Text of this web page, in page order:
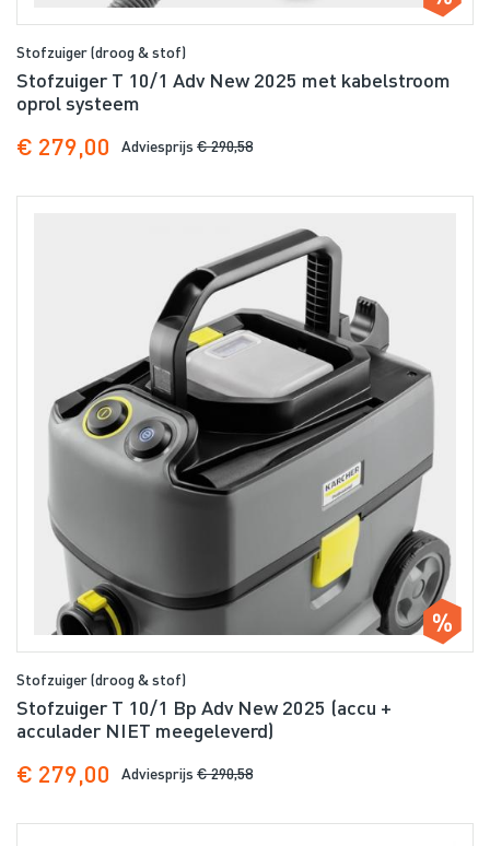
Stofzuiger (droog & stof)
Stofzuiger T 10/1 Adv New 2025 met kabelstroom
oprol systeem
€ 279,00 Adviesprijs € 290,58
Stofzuiger (droog & stof)
Stofzuiger T 10/1 Bp Adv New 2025 (accu +
acculader NIET meegeleverd)
€ 279,00 Adviesprijs € 290,58